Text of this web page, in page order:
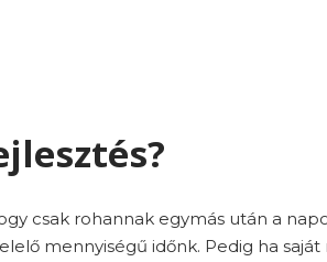
csak rohannak egymás után a
mennyiségű időnk. Pedig ha